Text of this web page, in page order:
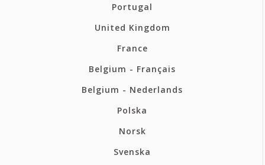
Portugal
United Kingdom
France
Belgium - Français
Belgium - Nederlands
Polska
Norsk
Svenska